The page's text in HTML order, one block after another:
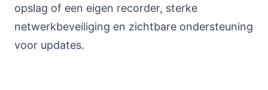
opslag of een eigen recorder, sterke
netwerkbeveiliging en zichtbare ondersteuning
voor updates.